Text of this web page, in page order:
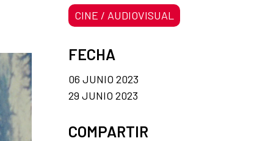
CINE / AUDIOVISUAL
FECHA
06 JUNIO 2023
29 JUNIO 2023
COMPARTIR